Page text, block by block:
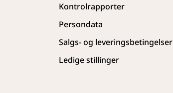
Kontrolrapporter
Persondata
Salgs- og leveringsbetingelser
Ledige stillinger